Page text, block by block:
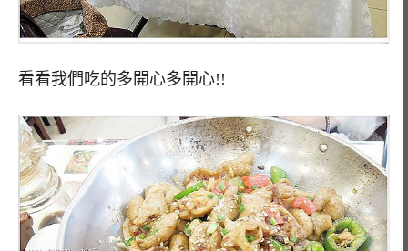
看看我們吃的多開心多開心!!